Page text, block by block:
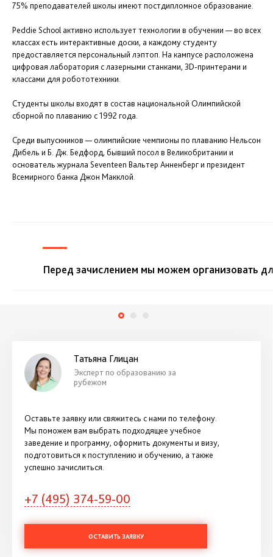
75% преподавателей школы имеют постдипломное образование.
Peddie School активно использует технологии в обучении — во всех
классах есть интерактивные доски, а каждому студенту
предоставляется персональный лэптоп. На кампусе расположена
цифровая лаборатория с лазерными станками, 3D-принтерами и
классами для робототехники.
Студенты школы входят в состав национальной Олимпийской
сборной по плаванию с 1992 года.
Среди выпускников — олимпийские чемпионы по плаванию Нельсон
Дибель и Б. Дж. Бедфорд, бывший посол в Великобритании и
основатель журнала Seventeen Вальтер Анненберг и президент
Всемирного банка Джон Макклой.
Перед зачислением мы можем организовать
Татьяна Глицан
Эксперт по образованию за
рубежом
Оставьте заявку или свяжитесь с нами по телефону.
Мы поможем вам выбрать подходящее учебное
заведение и программу, оформить документы и визу,
подготовиться к поступлению и обучению, а также
успешно зачислиться.
+7 (495) 374-59-00
ОСТАВИТЬ ЗАЯВКУ